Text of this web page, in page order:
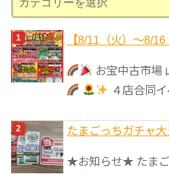
テ
ゴ
リ
ー
【8/11（火）～8/16
お宝中古市場
４店合同
たまごっちガチャ
★お知らせ★ たまご